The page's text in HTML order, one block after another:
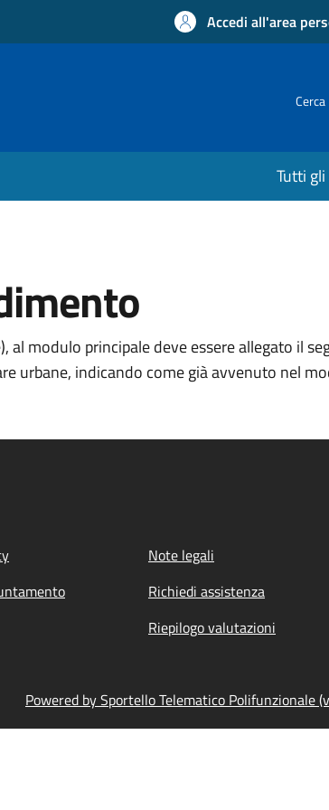
Accedi all'area
Cerca
Tutti
modulo principale deve essere allegato il
urbane, indicando come già avvenuto nel
Note legali
Richiedi assistenza
Riepilogo valutazioni
Powered by Sportello Telematico Polifunzionale